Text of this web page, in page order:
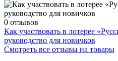
0 отзывов
Как участвовать в лотерее
руководство для новичков
Смотреть все отзывы на товары